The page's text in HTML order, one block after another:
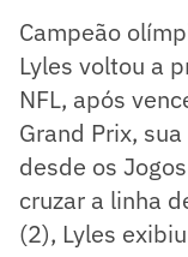
Campeão
Lyles voltou a
NFL, após
Grand Prix,
desde os
cruzar a linha
(2), Lyles